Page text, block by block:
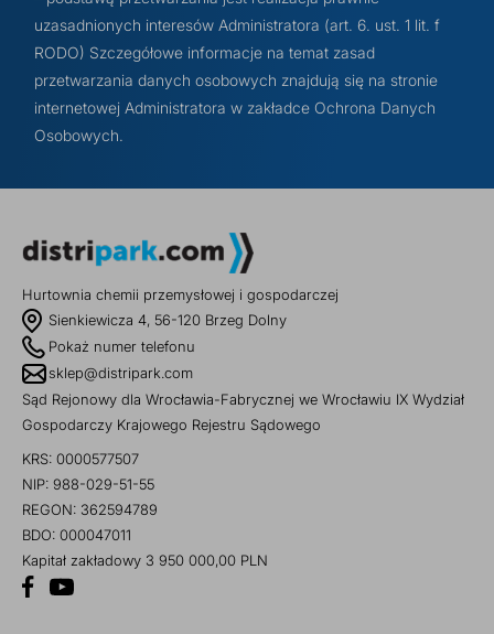
uzasadnionych interesów Administratora (art. 6. ust. 1 lit. f
RODO) Szczegółowe informacje na temat zasad
przetwarzania danych osobowych znajdują się na stronie
internetowej Administratora w zakładce Ochrona Danych
Osobowych.
Hurtownia chemii przemysłowej i gospodarczej
Sienkiewicza 4, 56-120 Brzeg Dolny
Pokaż numer telefonu
sklep@distripark.com
Sąd Rejonowy dla Wrocławia-Fabrycznej we Wrocławiu IX Wydział
Gospodarczy Krajowego Rejestru Sądowego
KRS: 0000577507
NIP: 988-029-51-55
REGON: 362594789
BDO: 000047011
Kapitał zakładowy 3 950 000,00 PLN